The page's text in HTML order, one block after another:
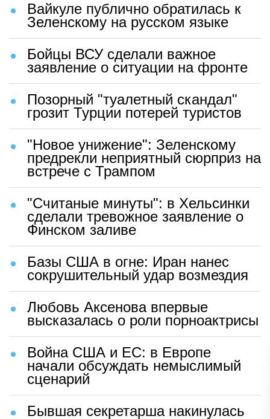
Вайкуле публично обратилась к
Зеленскому на русском языке
Бойцы ВСУ сделали важное
заявление о ситуации на фронте
Позорный "туалетный скандал"
грозит Турции потерей туристов
"Новое унижение": Зеленскому
предрекли неприятный сюрприз на
встрече с Трампом
"Считаные минуты": в Хельсинки
сделали тревожное заявление о
Финском заливе
Базы США в огне: Иран нанес
сокрушительный удар возмездия
Любовь Аксенова впервые
высказалась о роли порноактрисы
Война США и ЕС: в Европе
начали обсуждать немыслимый
сценарий
Бывшая секретарша накинулась